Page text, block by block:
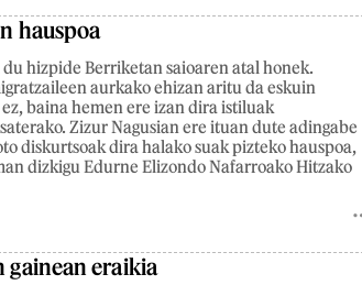
hauspoa
hizpide Berriketan saioaren atal honek.
aurkako ehizan aritu da eskuin
baina hemen ere izan dira istiluak
Zizur Nagusian ere ituan dute adingabe
diskurtsoak dira halako suak pizteko hauspoa,
dizkigu Edurne Elizondo Nafarroako Hitzako
gainean eraikia